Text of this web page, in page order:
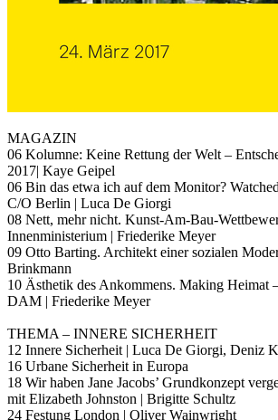
MAGAZIN
06 Kolumne: Keine Rettung der Welt –
2017| Kaye Geipel
06 Bin das etwa ich auf dem Monitor?
C/O Berlin | Luca De Giorgi
08 Nett, mehr nicht. Kunst-Am-Bau-
Innenministerium | Friederike Meyer
09 Otto Barting. Architekt einer sozialen
Brinkmann
10 Ästhetik des Ankommens. Making Heimat
DAM | Friederike Meyer
THEMA – INNERE SICHERHEIT
12 Innere Sicherheit | Luca De Giorgi, Deniz
16 Urbane Sicherheit in Europa
18 Wir haben Jane Jacobs’ Grundkonzept
mit Elizabeth Johnston | Brigitte Schultz
24 Festung London | Oliver Wainwright